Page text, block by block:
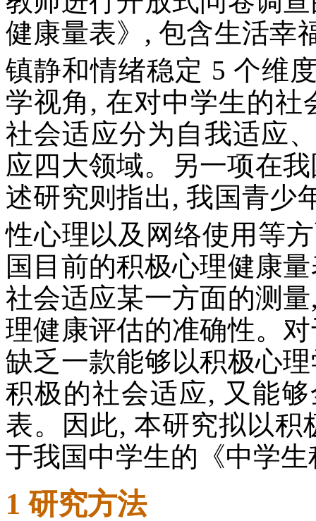
健康量表》, 包含生活幸
镇静和情绪稳定 5 个维
学视角, 在对中学生的
社会适应分为自我适应
应四大领域。另一项在
述研究则指出, 我国青少
性心理以及网络使用等
国目前的积极心理健康
社会适应某一方面的测
理健康评估的准确性。
缺乏一款能够以积极心
积极的社会适应, 又能
表。因此, 本研究拟以
于我国中学生的《中学
1 研究方法